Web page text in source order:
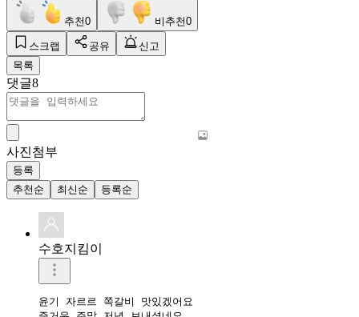
추천0 비추천0
스크랩 공유
신고
목록
댓글8
사진첨부
등록
추천순
최신순 등록순
수호지킴이
윤기 자르르 쪽갈비 맛있겠어요